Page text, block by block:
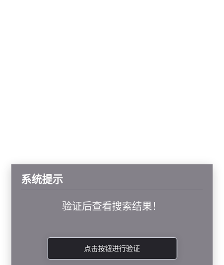
系统提示
验证后查看搜索结果！
点击按钮进行验证